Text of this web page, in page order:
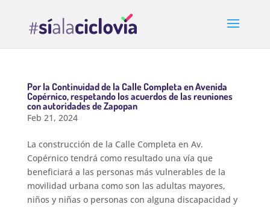
Por la Continuidad de la Calle Completa en Avenida
Copérnico, respetando los acuerdos de las reuniones
con autoridades de Zapopan
Feb 21, 2024
La construcción de la Calle Completa en Av.
Copérnico tendrá como resultado una vía que
beneficiará a las personas más vulnerables de la
movilidad urbana como son las adultas mayores,
niños y niñas o personas con alguna discapacidad y